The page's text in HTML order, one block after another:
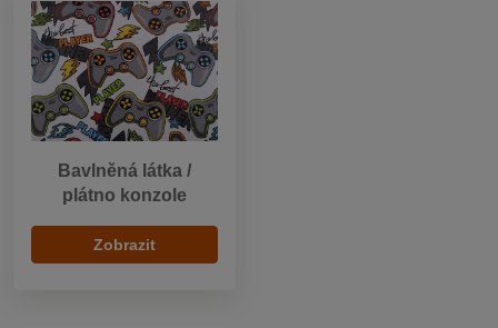
Bavlněná látka /
plátno konzole
Zobrazit